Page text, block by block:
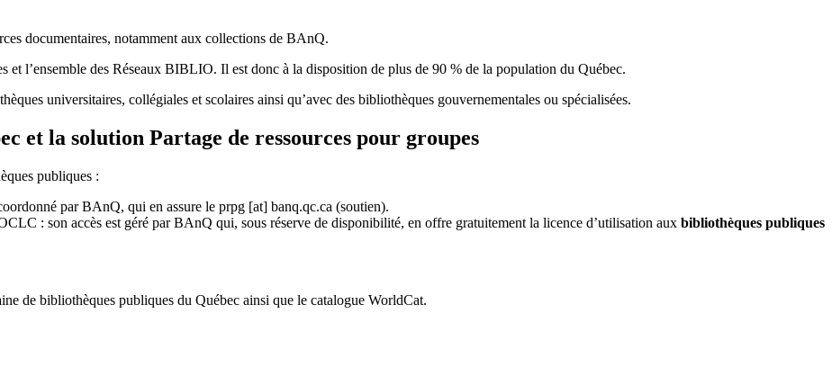
documentaires, notamment aux collections de BAnQ.
et l’ensemble des Réseaux BIBLIO. Il est donc à la disposition de plus de 90 % de la population du Québec.
universitaires, collégiales et scolaires ainsi qu’avec des bibliothèques gouvernementales ou spécialisées.
et la solution Partage de ressources pour groupes
publiques :
par BAnQ, qui en assure le prpg [at] banq.qc.ca (soutien).
: son accès est géré par BAnQ qui, sous réserve de disponibilité, en offre gratuitement la licence d’utilisation aux bibliothèques publiques
de bibliothèques publiques du Québec ainsi que le catalogue WorldCat.